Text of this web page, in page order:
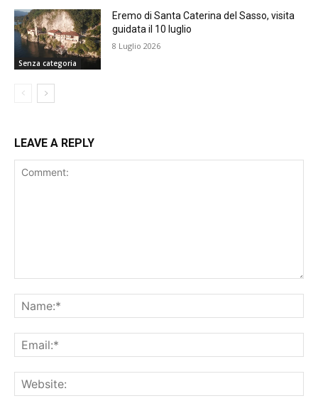
Senza categoria
Eremo di Santa Caterina del Sasso, visita
guidata il 10 luglio
8 Luglio 2026
LEAVE A REPLY